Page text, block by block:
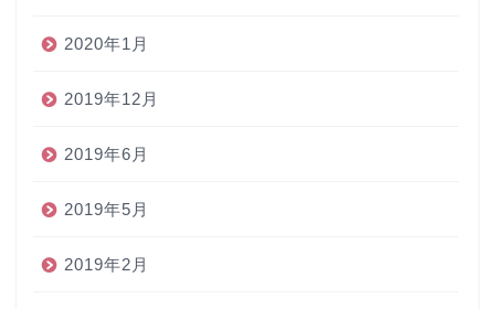
2020年1月
2019年12月
2019年6月
2019年5月
2019年2月